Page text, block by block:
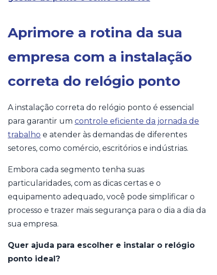
Aprimore a rotina da sua
empresa com a instalação
correta do relógio ponto
A instalação correta do relógio ponto é essencial
para garantir um controle eficiente da jornada de
trabalho e atender às demandas de diferentes
setores, como comércio, escritórios e indústrias.
Embora cada segmento tenha suas
particularidades, com as dicas certas e o
equipamento adequado, você pode simplificar o
processo e trazer mais segurança para o dia a dia da
sua empresa.
Quer ajuda para escolher e instalar o relógio
ponto ideal?